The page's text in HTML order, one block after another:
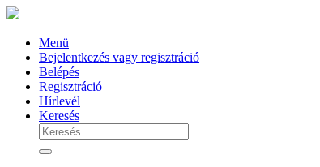
Menü
Bejelentkezés vagy regisztráció
Belépés
Regisztráció
Hírlevél
Keresés